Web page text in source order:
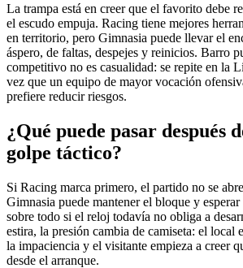
La trampa está en creer que el favorito debe
el escudo empuja. Racing tiene mejores
en territorio, pero Gimnasia puede llevar el
áspero, de faltas, despejes y reinicios. Barro
competitivo no es casualidad: se repite en la
vez que un equipo de mayor vocación
prefiere reducir riesgos.
¿Qué puede pasar después
golpe táctico?
Si Racing marca primero, el partido no se
Gimnasia puede mantener el bloque y esperar
sobre todo si el reloj todavía no obliga a
estira, la presión cambia de camiseta: el local
la impaciencia y el visitante empieza a creer
desde el arranque.